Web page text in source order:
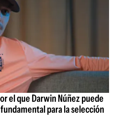
el que Darwin Núñez puede
para la selección